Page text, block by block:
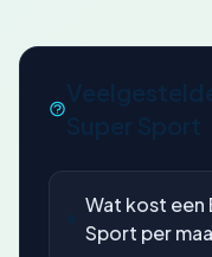
Wat kost een
Sport per